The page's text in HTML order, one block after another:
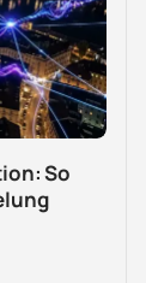
So